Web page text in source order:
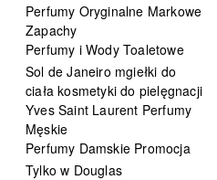
Perfumy Oryginalne Markowe
Zapachy
Perfumy i Wody Toaletowe
Sol de Janeiro mgiełki do
ciała kosmetyki do pielęgnacji
Yves Saint Laurent Perfumy
Męskie
Perfumy Damskie Promocja
Tylko w Douglas